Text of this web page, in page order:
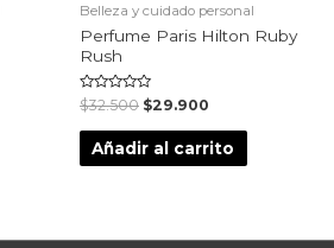
Belleza y cuidado personal
Perfume Paris Hilton Ruby
Rush
Valorado
en
0
$32.500 $29.900
Añadir al carrito